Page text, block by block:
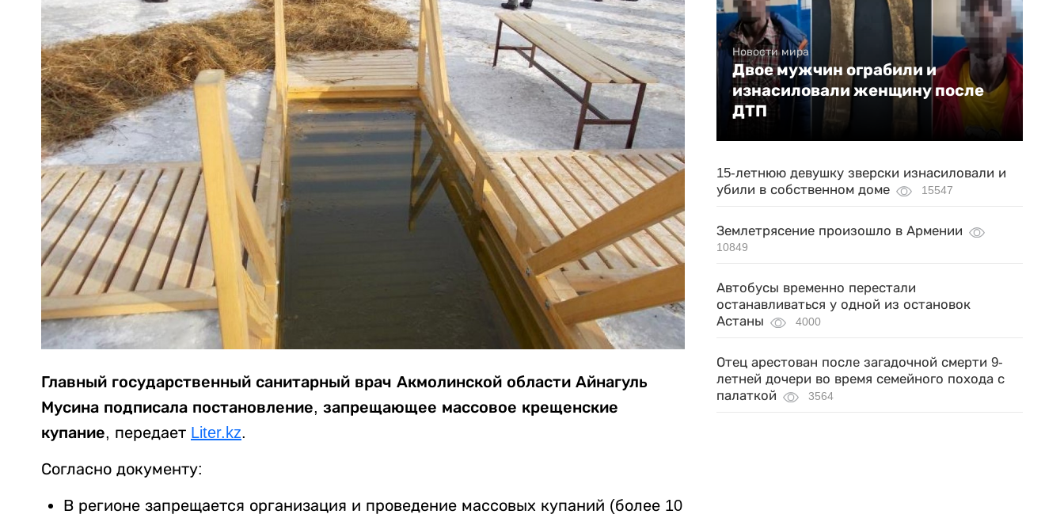
Главный государственный санитарный врач Акмолинской области Айнагуль
Мусина подписала постановление, запрещающее массовое крещенские
купание, передает Liter.kz.
Согласно документу:
В регионе запрещается организация и проведение массовых купаний (более 10
Новости мира
Двое мужчин ограбили и
изнасиловали женщину после
ДТП
15-летнюю девушку зверски изнасиловали и
убили в собственном доме
15547
Землетрясение произошло в Армении
10849
Автобусы временно перестали
останавливаться у одной из остановок
Астаны
4000
Отец арестован после загадочной смерти 9-
летней дочери во время семейного похода с
палаткой
3564